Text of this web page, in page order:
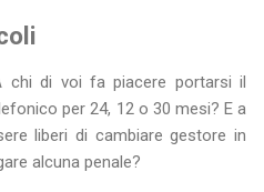
di voi fa piacere portarsi il
per 24, 12 o 30 mesi? E a
liberi di cambiare gestore in
alcuna penale?